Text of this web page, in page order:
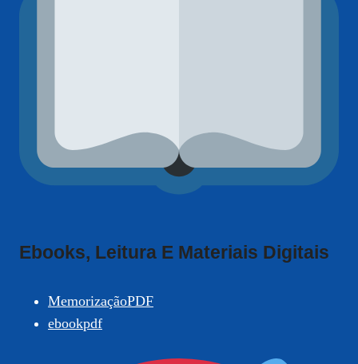
Ebooks, Leitura E Materiais Digitais
MemorizaçãoPDF
ebookpdf